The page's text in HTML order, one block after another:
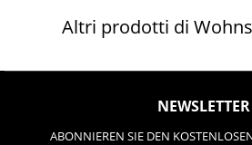
Altri prodotti di
NEWSLETTER
ABONNIEREN SIE DEN